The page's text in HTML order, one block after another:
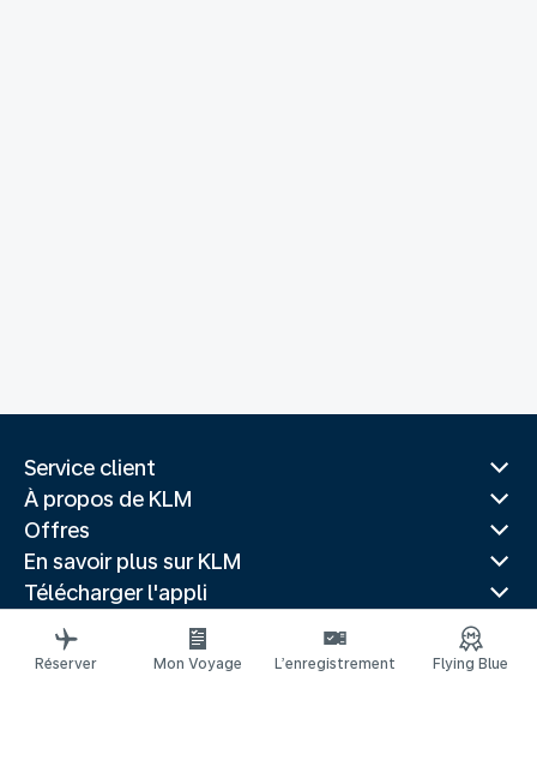
Service client
À propos de KLM
Offres
En savoir plus sur KLM
Télécharger l'appli
Sites Web associés
Guides de voyage
Réserver Mon Voyage L’enregistrement Flying Blue